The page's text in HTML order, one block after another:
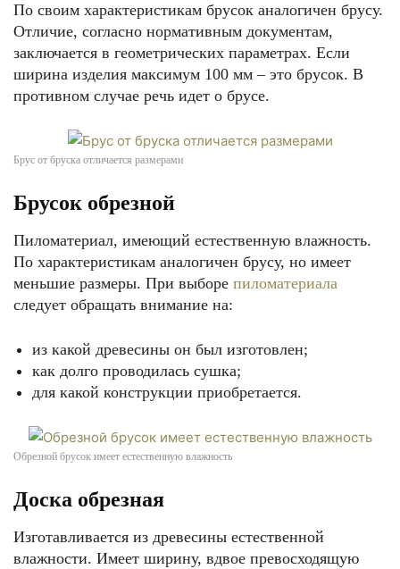
По своим характеристикам брусок аналогичен брусу.
Отличие, согласно нормативным документам,
заключается в геометрических параметрах. Если
ширина изделия максимум 100 мм – это брусок. В
противном случае речь идет о брусе.
Брус от бруска отличается размерами
Брусок обрезной
Пиломатериал, имеющий естественную влажность.
По характеристикам аналогичен брусу, но имеет
меньшие размеры. При выборе пиломатериала
следует обращать внимание на:
из какой древесины он был изготовлен;
как долго проводилась сушка;
для какой конструкции приобретается.
Обрезной брусок имеет естественную влажность
Доска обрезная
Изготавливается из древесины естественной
влажности. Имеет ширину, вдвое превосходящую